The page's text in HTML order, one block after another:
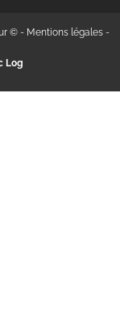
© - Mentions légales -
Log